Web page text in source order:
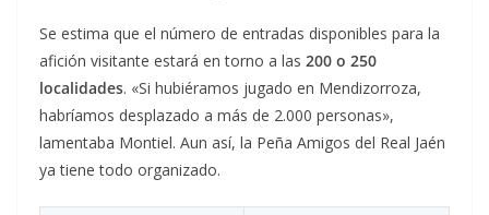
Se estima que el número de entradas disponibles para la
afición visitante estará en torno a las 200 o 250
localidades. «Si hubiéramos jugado en Mendizorroza,
habríamos desplazado a más de 2.000 personas»,
lamentaba Montiel. Aun así, la Peña Amigos del Real Jaén
ya tiene todo organizado.